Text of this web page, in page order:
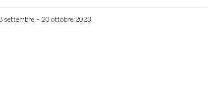
settembre – 20 ottobre 2023